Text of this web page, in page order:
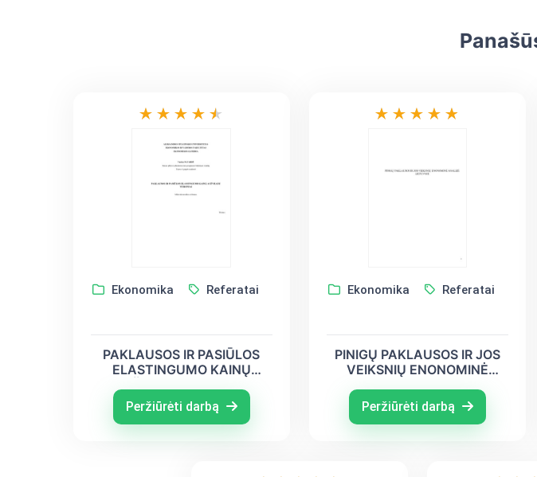
Ekonomika Referatai
PAKLAUSOS IR PASIŪLOS
ELASTINGUMO KAINŲ
Peržiūrėti darbą
Ekonomika Referatai
PINIGŲ PAKLAUSOS IR JOS
VEIKSNIŲ ENONOMINĖ
Peržiūrėti darbą